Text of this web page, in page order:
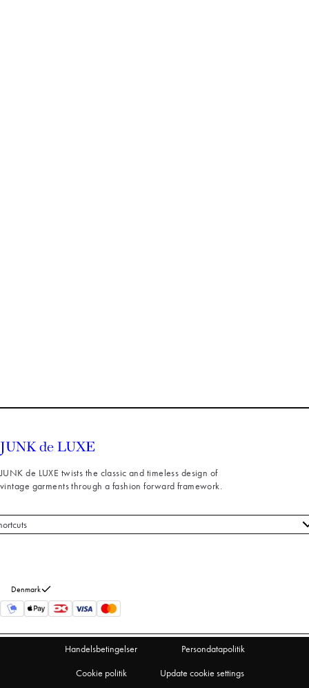
JUNK de LUXE twists the classic and timeless design of
vintage garments through a fashion forward framework.
styles
Denmark
Handelsbetingelser
Persondatapolitik
Cookie politik
Update cookie settings